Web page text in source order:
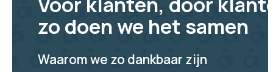
zo doen we het samen
Waarom we zo dankbaar zijn